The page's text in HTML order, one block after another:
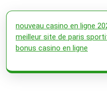
nouveau casino en ligne
meilleur site de paris
bonus casino en ligne